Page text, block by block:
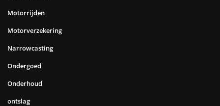
Motorrijden
Motorverzekering
Narrowcasting
Ondergoed
Onderhoud
ontslag